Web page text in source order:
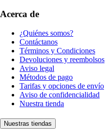
Acerca de
¿Quiénes somos?
Contáctanos
Términos y Condiciones
Devoluciones y reembolsos
Aviso legal
Métodos de pago
Tarifas y opciones de envío
Aviso de confidencialidad
Nuestra tienda
Nuestras tiendas